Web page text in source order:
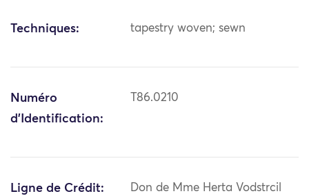
Techniques: tapestry woven; sewn
Numéro
d'Identification:
T86.0210
Ligne de Crédit: Don de Mme Herta Vodstrcil